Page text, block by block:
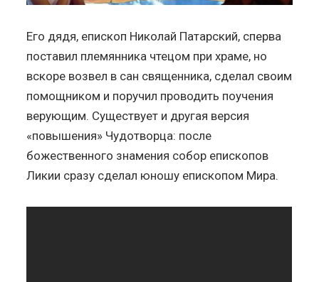
Его дядя, епископ Николай Патарский, сперва
поставил племянника чтецом при храме, но
вскоре возвел в сан священника, сделал своим
помощником и поручил проводить поучения
верующим. Существует и другая версия
«повышения» Чудотворца: после
божественного знамения собор епископов
Ликии сразу сделал юношу епископом Мира.